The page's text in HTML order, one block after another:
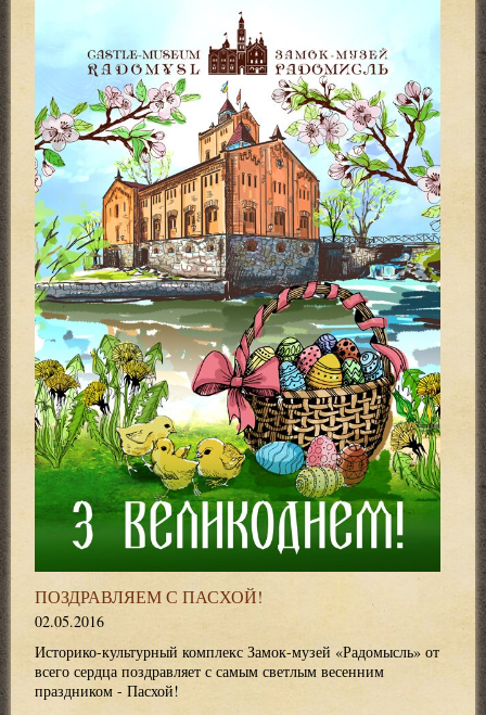
ПОЗДРАВЛЯЕМ С ПАСХОЙ!
02.05.2016
Историко-культурный комплекс Замок-музей «Радомысль» от
всего сердца поздравляет с самым светлым весенним
праздником - Пасхой!